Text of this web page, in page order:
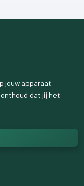
jouw apparaat.
onthoud dat jij het